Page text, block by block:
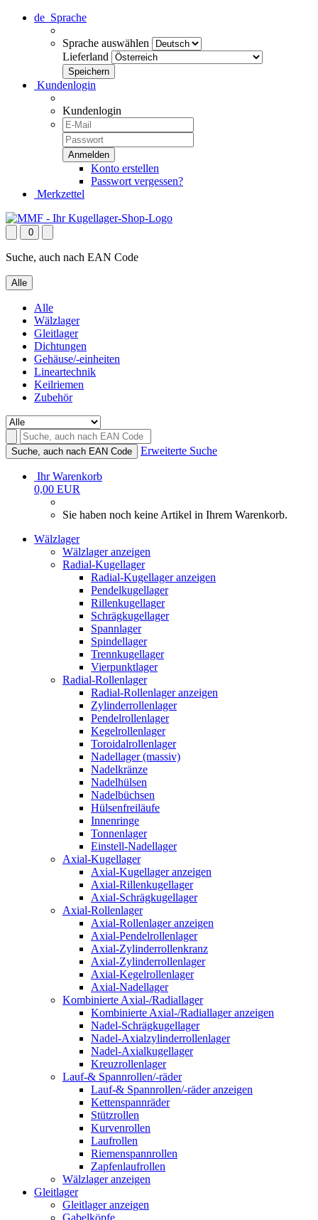
de Sprache
Sprache auswählen
Lieferland
Kundenlogin
Kundenlogin
Konto erstellen
Passwort vergessen?
Merkzettel
0
Suche, auch nach EAN Code
Alle
Alle
Wälzlager
Gleitlager
Dichtungen
Gehäuse/-einheiten
Lineartechnik
Keilriemen
Zubehör
Suche, auch nach EAN Code Erweiterte Suche
Ihr Warenkorb
0,00 EUR
Sie haben noch keine Artikel in Ihrem Warenkorb.
Wälzlager
Wälzlager anzeigen
Radial-Kugellager
Radial-Kugellager anzeigen
Pendelkugellager
Rillenkugellager
Schrägkugellager
Spannlager
Spindellager
Trennkugellager
Vierpunktlager
Radial-Rollenlager
Radial-Rollenlager anzeigen
Zylinderrollenlager
Pendelrollenlager
Kegelrollenlager
Toroidalrollenlager
Nadellager (massiv)
Nadelkränze
Nadelhülsen
Nadelbüchsen
Hülsenfreiläufe
Innenringe
Tonnenlager
Einstell-Nadellager
Axial-Kugellager
Axial-Kugellager anzeigen
Axial-Rillenkugellager
Axial-Schrägkugellager
Axial-Rollenlager
Axial-Rollenlager anzeigen
Axial-Pendelrollenlager
Axial-Zylinderrollenkranz
Axial-Zylinderrollenlager
Axial-Kegelrollenlager
Axial-Nadellager
Kombinierte Axial-/Radiallager
Kombinierte Axial-/Radiallager anzeigen
Nadel-Schrägkugellager
Nadel-Axialzylinderrollenlager
Nadel-Axialkugellager
Kreuzrollenlager
Lauf-& Spannrollen/-räder
Lauf-& Spannrollen/-räder anzeigen
Kettenspannräder
Stützrollen
Kurvenrollen
Laufrollen
Riemenspannrollen
Zapfenlaufrollen
Wälzlager anzeigen
Gleitlager
Gleitlager anzeigen
Gabelköpfe